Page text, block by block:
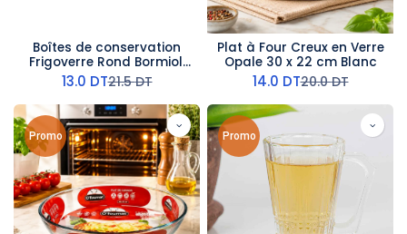
Boîtes de conservation
Frigoverre Rond Bormioli
Rocco 90 CL
13.0 DT21.5DT
Plat à Four Creux en Verre
Opale 30 x 22 cm Blanc
14.0 DT20.0DT
Promo Promo